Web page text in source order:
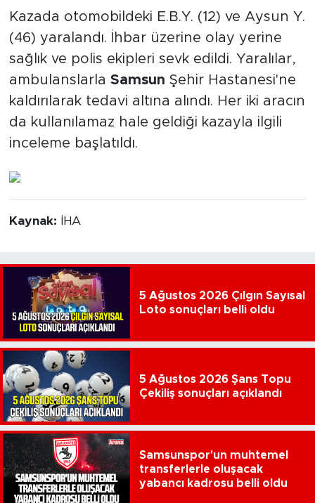
Kazada otomobildeki E.B.Y. (12) ve Aysun Y.
(46) yaralandı. İhbar üzerine olay yerine
sağlık ve polis ekipleri sevk edildi. Yaralılar,
ambulanslarla Samsun Şehir Hastanesi'ne
kaldırılarak tedavi altına alındı. Her iki aracın
da kullanılamaz hale geldiği kazayla ilgili
inceleme başlatıldı.
Kaynak: İHA
5 Ağustos 2026 Çılgın Sayısal
Loto sonuçları belli oldu
5 Ağustos 2026 Şans Topu
Çekiliş sonuçları açıklandı
Samsunspor'un muhtemel
transferlerle oluşacak
yabancı kadrosu belli oldu